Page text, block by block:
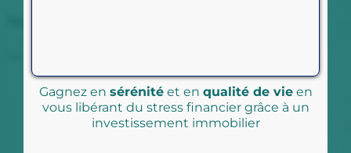
Gagnez en sérénitéet en qualité de vieen
vous libérant du stress financier grâce à un
investissement immobilier